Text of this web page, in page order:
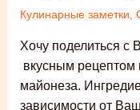
Кулинарные заметки
Хочу поделиться с
вкусным рецептом
майонеза.
зависимости от